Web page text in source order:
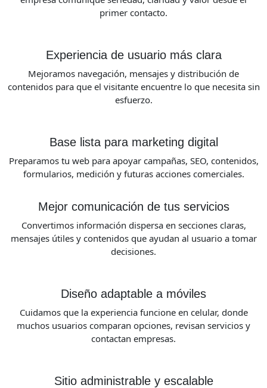
primer contacto.
Experiencia de usuario más clara
Mejoramos navegación, mensajes y distribución de
contenidos para que el visitante encuentre lo que necesita sin
esfuerzo.
Base lista para marketing digital
Preparamos tu web para apoyar campañas, SEO, contenidos,
formularios, medición y futuras acciones comerciales.
Mejor comunicación de tus servicios
Convertimos información dispersa en secciones claras,
mensajes útiles y contenidos que ayudan al usuario a tomar
decisiones.
Diseño adaptable a móviles
Cuidamos que la experiencia funcione en celular, donde
muchos usuarios comparan opciones, revisan servicios y
contactan empresas.
Sitio administrable y escalable